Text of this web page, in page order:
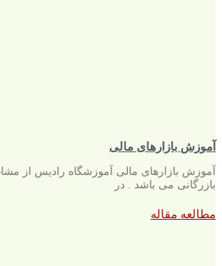
آموزش بازارهای مالی
آموزش بازارهای مالی آموزشگاه رادیس از
بازرگانی می باشد . در
مطالعه مقاله